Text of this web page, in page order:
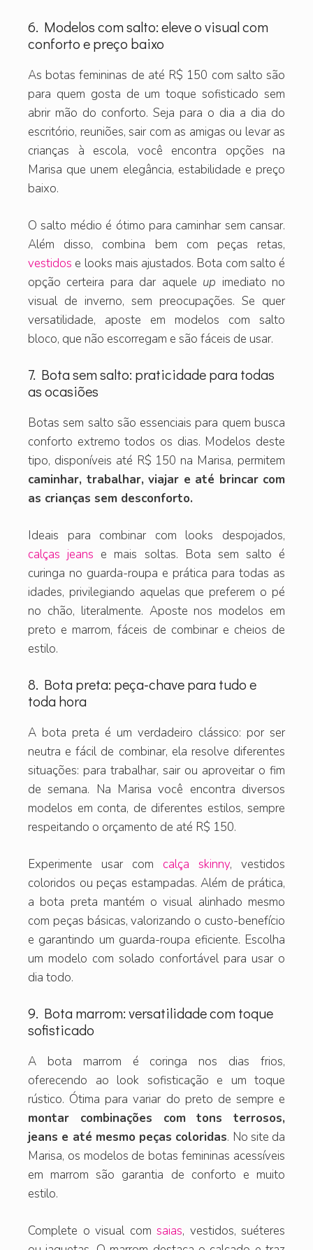
6. Modelos com salto: eleve o visual com
conforto e preço baixo
As botas femininas de até R$ 150 com salto são
para quem gosta de um toque sofisticado sem
abrir mão do conforto. Seja para o dia a dia do
escritório, reuniões, sair com as amigas ou levar as
crianças à escola, você encontra opções na
Marisa que unem elegância, estabilidade e preço
baixo.
O salto médio é ótimo para caminhar sem cansar.
Além disso, combina bem com peças retas,
vestidos e looks mais ajustados. Bota com salto é
opção certeira para dar aquele up imediato no
visual de inverno, sem preocupações. Se quer
versatilidade, aposte em modelos com salto
bloco, que não escorregam e são fáceis de usar.
7. Bota sem salto: praticidade para todas
as ocasiões
Botas sem salto são essenciais para quem busca
conforto extremo todos os dias. Modelos deste
tipo, disponíveis até R$ 150 na Marisa, permitem
caminhar, trabalhar, viajar e até brincar com
as crianças sem desconforto.
Ideais para combinar com looks despojados,
calças jeans e mais soltas. Bota sem salto é
curinga no guarda-roupa e prática para todas as
idades, privilegiando aquelas que preferem o pé
no chão, literalmente. Aposte nos modelos em
preto e marrom, fáceis de combinar e cheios de
estilo.
8. Bota preta: peça-chave para tudo e
toda hora
A bota preta é um verdadeiro clássico: por ser
neutra e fácil de combinar, ela resolve diferentes
situações: para trabalhar, sair ou aproveitar o fim
de semana. Na Marisa você encontra diversos
modelos em conta, de diferentes estilos, sempre
respeitando o orçamento de até R$ 150.
Experimente usar com calça skinny, vestidos
coloridos ou peças estampadas. Além de prática,
a bota preta mantém o visual alinhado mesmo
com peças básicas, valorizando o custo-benefício
e garantindo um guarda-roupa eficiente. Escolha
um modelo com solado confortável para usar o
dia todo.
9. Bota marrom: versatilidade com toque
sofisticado
A bota marrom é coringa nos dias frios,
oferecendo ao look sofisticação e um toque
rústico. Ótima para variar do preto de sempre e
montar combinações com tons terrosos,
jeans e até mesmo peças coloridas. No site da
Marisa, os modelos de botas femininas acessíveis
em marrom são garantia de conforto e muito
estilo.
Complete o visual com saias, vestidos, suéteres